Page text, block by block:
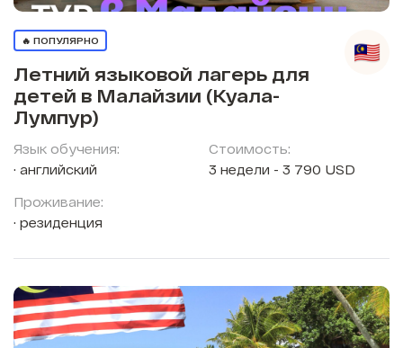
🔥 ПОПУЛЯРНО
Летний языковой лагерь для
детей в Малайзии (Куала-
Лумпур)
Язык обучения:
английский
Проживание:
резиденция
Стоимость:
3 недели - 3 790 USD